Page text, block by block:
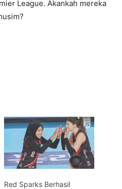
League. Akankah mereka
Red Sparks Berhasil